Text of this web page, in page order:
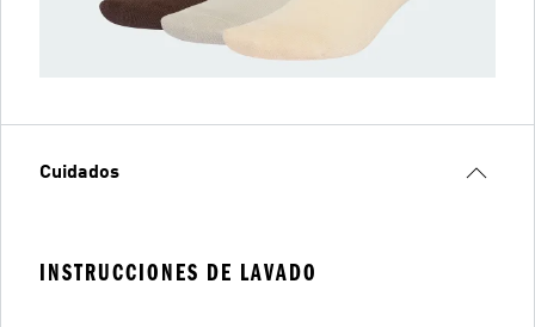
Cuidados
INSTRUCCIONES DE LAVADO